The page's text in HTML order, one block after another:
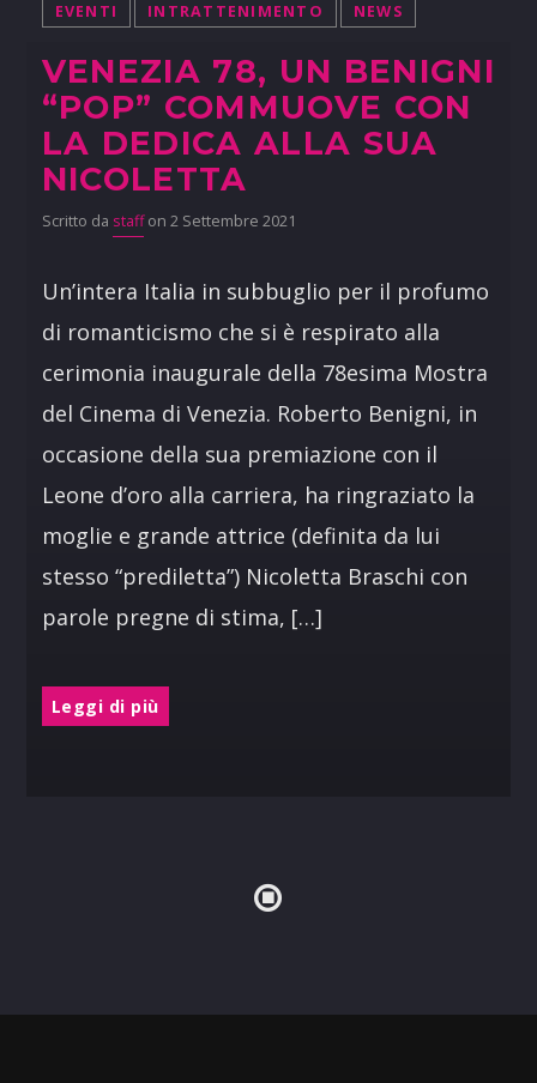
EVENTI INTRATTENIMENTO NEWS
VENEZIA 78, UN BENIGNI
“POP” COMMUOVE CON
LA DEDICA ALLA SUA
NICOLETTA
Scritto da staffon 2 Settembre 2021
Un’intera Italia in subbuglio per il profumo
di romanticismo che si è respirato alla
cerimonia inaugurale della 78esima Mostra
del Cinema di Venezia. Roberto Benigni, in
occasione della sua premiazione con il
Leone d’oro alla carriera, ha ringraziato la
moglie e grande attrice (definita da lui
stesso “prediletta”) Nicoletta Braschi con
parole pregne di stima, […]
Leggi di più